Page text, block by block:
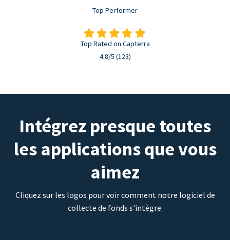
Top Performer
Top Rated on Capterra
4.8/5 (123)
Intégrez presque toutes
les applications que vous
aimez
Cliquez sur les logos pour voir comment notre logiciel de
collecte de fonds s'intègre.